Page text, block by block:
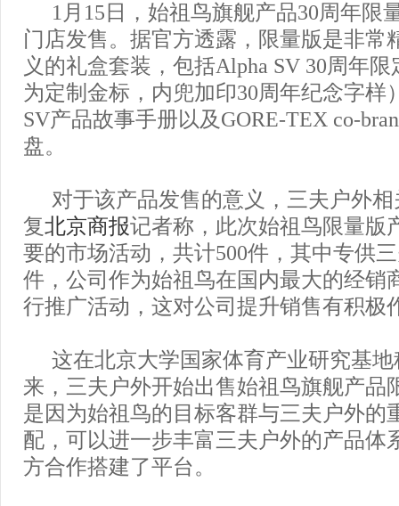
1月15日，始祖鸟旗舰产品30周年限
门店发售。据官方透露，限量版是非常
义的礼盒套装，包括Alpha SV 30周年
为定制金标，内兜加印30周年纪念字样
SV产品故事手册以及GORE-TEX co-
盘。
对于该产品发售的意义，三夫户外
复北京商报记者称，此次始祖鸟限量版
要的市场活动，共计500件，其中专供
件，公司作为始祖鸟在国内最大的经销
行推广活动，这对公司提升销售有积极
这在北京大学国家体育产业研究基
来，三夫户外开始出售始祖鸟旗舰产品
是因为始祖鸟的目标客群与三夫户外的
配，可以进一步丰富三夫户外的产品体
方合作搭建了平台。